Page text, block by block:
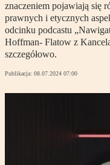
znaczeniem pojawiają się
prawnych i etycznych
odcinku podcastu
Hoffman- Flatow z
szczegółowo.
Publikacja: 08.07.2024 07:00